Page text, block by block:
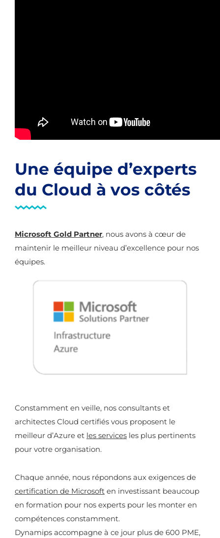
Une équipe d’experts
du Cloud à vos côtés
Microsoft Gold Partner, nous avons à cœur de
maintenir le meilleur niveau d’excellence pour nos
équipes.
Constamment en veille, nos consultants et
architectes Cloud certifiés vous proposent le
meilleur d’Azure et les services les plus pertinents
pour votre organisation.
Chaque année, nous répondons aux exigences de
certification de Microsoft en investissant beaucoup
en formation pour nos experts pour les monter en
compétences constamment.
Dynamips accompagne à ce jour plus de 600 PME,